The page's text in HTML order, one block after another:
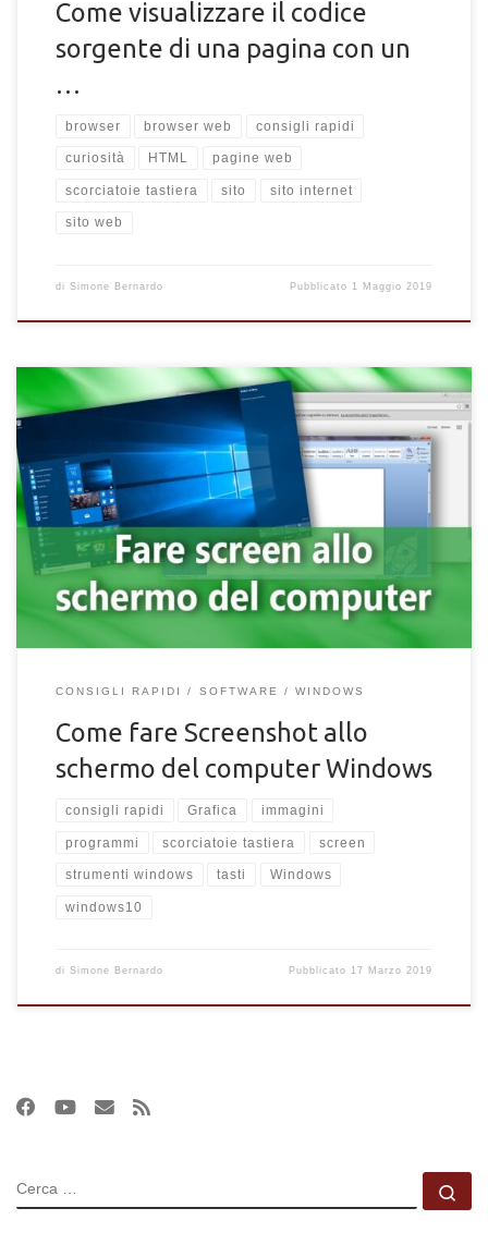
Come visualizzare il codice
sorgente di una pagina con un
…
browser browser web consigli rapidi
curiosità HTML pagine web
scorciatoie tastiera sito sito internet
sito web
di Simone Bernardo Pubblicato 1 Maggio 2019
Con l’avvento della nuova era digitale, fatta di dispositivi
sempre più intelligenti e avanzati, pieni di funzioni e strumenti
utili per fare ogni cosa si voglia, una cosa è rimasta invariata,
una semplice caratteristica di cui sono dotati praticamente tutti
i dispositivi di cui facciamo uso: lo screenshot dello schermo.
Spiegato brevemente (per chi non sapesse cosa siano, ma
dubito) […]
CONSIGLI RAPIDI SOFTWARE WINDOWS
Come fare Screenshot allo
schermo del computer Windows
consigli rapidi Grafica immagini
programmi scorciatoie tastiera screen
strumenti windows tasti Windows
windows10
di Simone Bernardo Pubblicato 17 Marzo 2019
CERCA